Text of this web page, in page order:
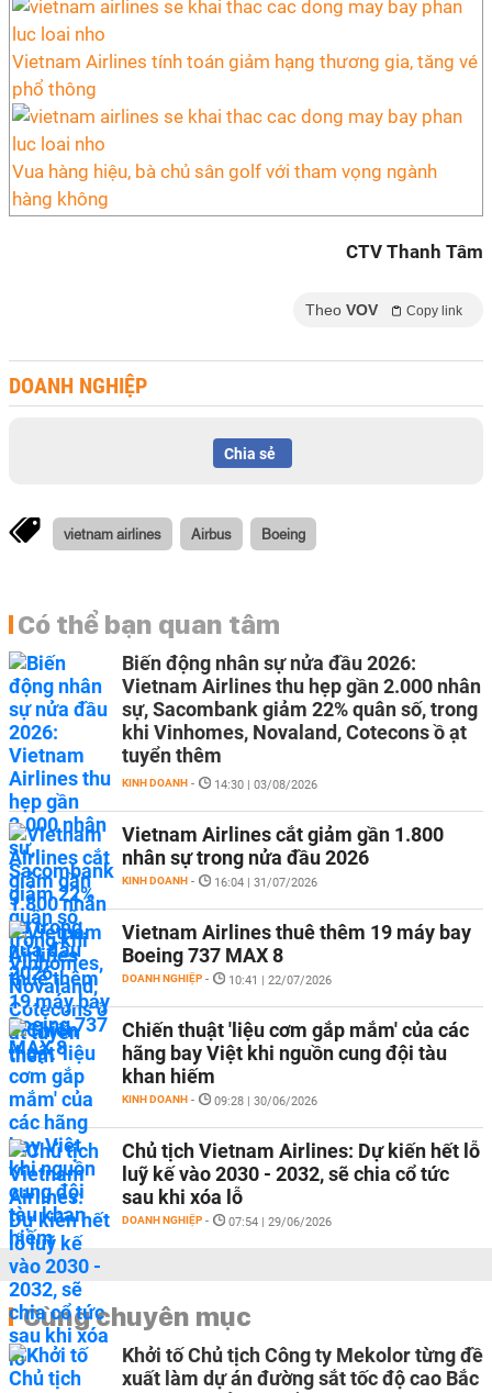
Vietnam Airlines tính toán giảm hạng thương gia, tăng vé
phổ thông
Vua hàng hiệu, bà chủ sân golf với tham vọng ngành
hàng không
CTV Thanh Tâm
Theo VOV Copy link
DOANH NGHIỆP
Chia sẻ
vietnam airlines Airbus Boeing
Có thể bạn quan tâm
Biến động nhân sự nửa đầu 2026:
Vietnam Airlines thu hẹp gần 2.000 nhân
sự, Sacombank giảm 22% quân số, trong
khi Vinhomes, Novaland, Cotecons ồ ạt
tuyển thêm
KINH DOANH - 14:30 | 03/08/2026
Vietnam Airlines cắt giảm gần 1.800
nhân sự trong nửa đầu 2026
KINH DOANH - 16:04 | 31/07/2026
Vietnam Airlines thuê thêm 19 máy bay
Boeing 737 MAX 8
DOANH NGHIỆP - 10:41 | 22/07/2026
Chiến thuật 'liệu cơm gắp mắm' của các
hãng bay Việt khi nguồn cung đội tàu
khan hiếm
KINH DOANH - 09:28 | 30/06/2026
Chủ tịch Vietnam Airlines: Dự kiến hết lỗ
luỹ kế vào 2030 - 2032, sẽ chia cổ tức
sau khi xóa lỗ
DOANH NGHIỆP - 07:54 | 29/06/2026
Cùng chuyên mục
Khởi tố Chủ tịch Công ty Mekolor từng đề
xuất làm dự án đường sắt tốc độ cao Bắc